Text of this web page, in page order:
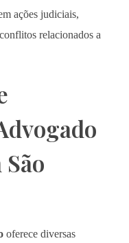
ações judiciais,
relacionados a
oferece diversas